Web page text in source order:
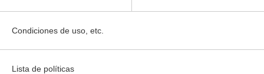
Condiciones de uso, etc.
Lista de políticas